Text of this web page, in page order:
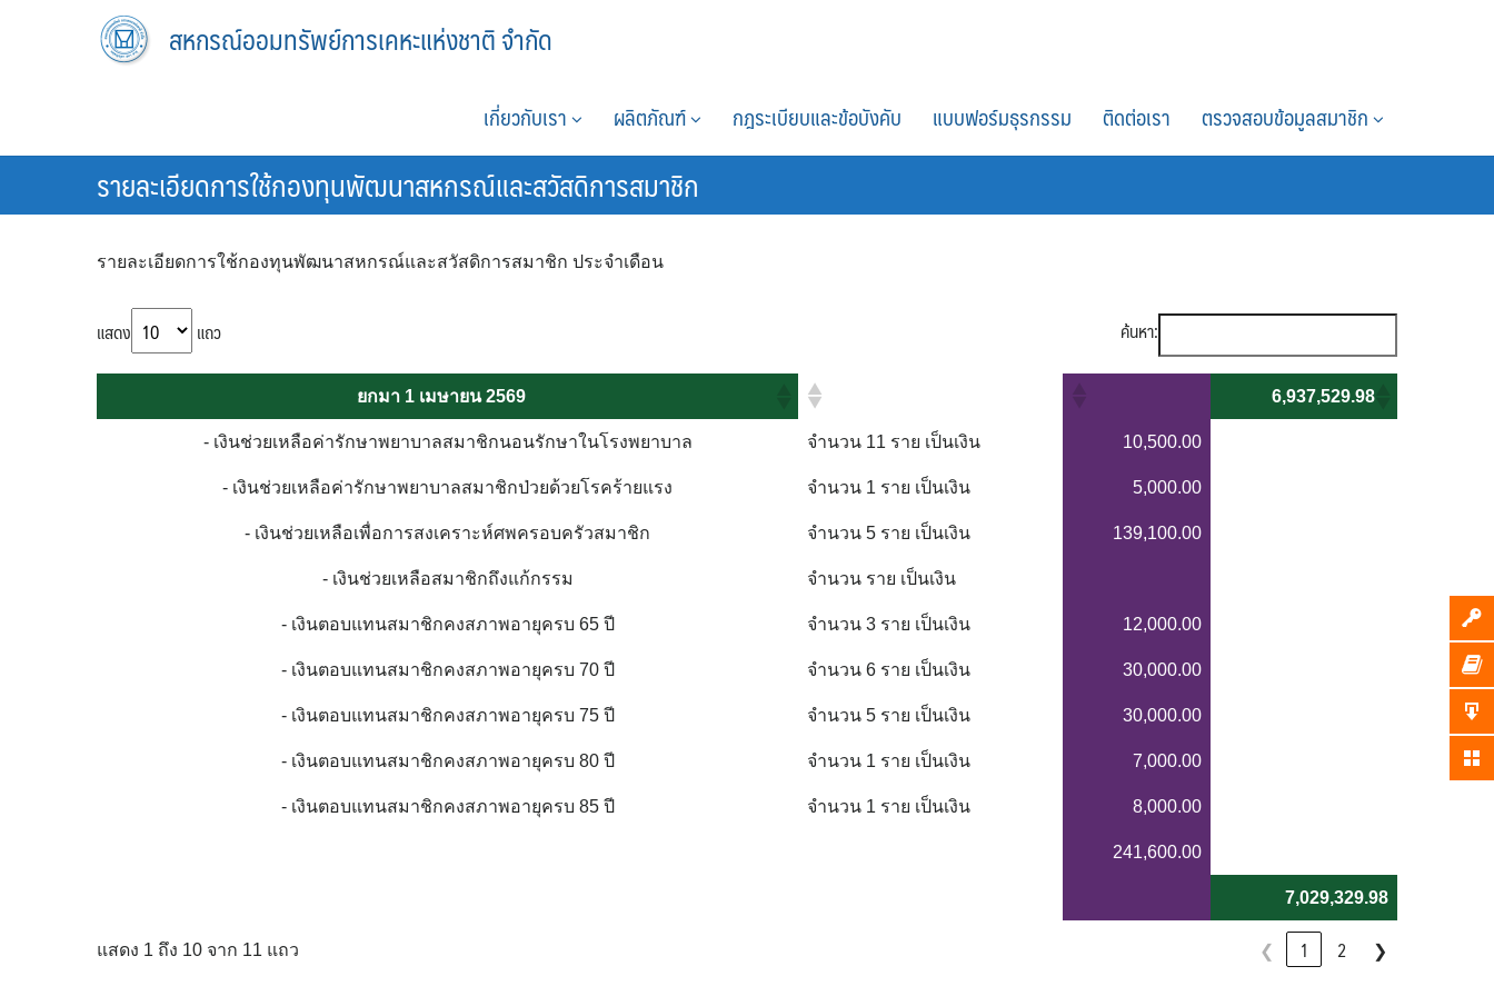
สหกรณ์ออมทรัพย์การเคหะแห่งชาติ จำกัด
เกี่ยวกับเรา ผลิตภัณฑ์ กฎระเบียบและข้อบังคับ แบบฟอร์มธุรกรรม ติดต่อเรา ตรวจสอบข้อมูลสมาชิก
รายละเอียดการใช้กองทุนพัฒนาสหกรณ์และสวัสดิการสมาชิก
รายละเอียดการใช้กองทุนพัฒนาสหกรณ์และสวัสดิการสมาชิก ประจำเดือน
แสดง แถว ค้นหา:
ยกมา 1 เมษายน 2569 6,937,529.98
- เงินช่วยเหลือค่ารักษาพยาบาลสมาชิกนอนรักษาในโรงพยาบาล จำนวน 11 ราย เป็นเงิน 10,500.00
- เงินช่วยเหลือค่ารักษาพยาบาลสมาชิกป่วยด้วยโรคร้ายแรง จำนวน 1 ราย เป็นเงิน 5,000.00
- เงินช่วยเหลือเพื่อการสงเคราะห์ศพครอบครัวสมาชิก จำนวน 5 ราย เป็นเงิน 139,100.00
- เงินช่วยเหลือสมาชิกถึงแก้กรรม จำนวน ราย เป็นเงิน
- เงินตอบแทนสมาชิกคงสภาพอายุครบ 65 ปี จำนวน 3 ราย เป็นเงิน 12,000.00
- เงินตอบแทนสมาชิกคงสภาพอายุครบ 70 ปี จำนวน 6 ราย เป็นเงิน 30,000.00
- เงินตอบแทนสมาชิกคงสภาพอายุครบ 75 ปี จำนวน 5 ราย เป็นเงิน 30,000.00
- เงินตอบแทนสมาชิกคงสภาพอายุครบ 80 ปี จำนวน 1 ราย เป็นเงิน 7,000.00
- เงินตอบแทนสมาชิกคงสภาพอายุครบ 85 ปี จำนวน 1 ราย เป็นเงิน 8,000.00
241,600.00
7,029,329.98
แสดง 1 ถึง 10 จาก 11 แถว ❮ 1 2 ❯